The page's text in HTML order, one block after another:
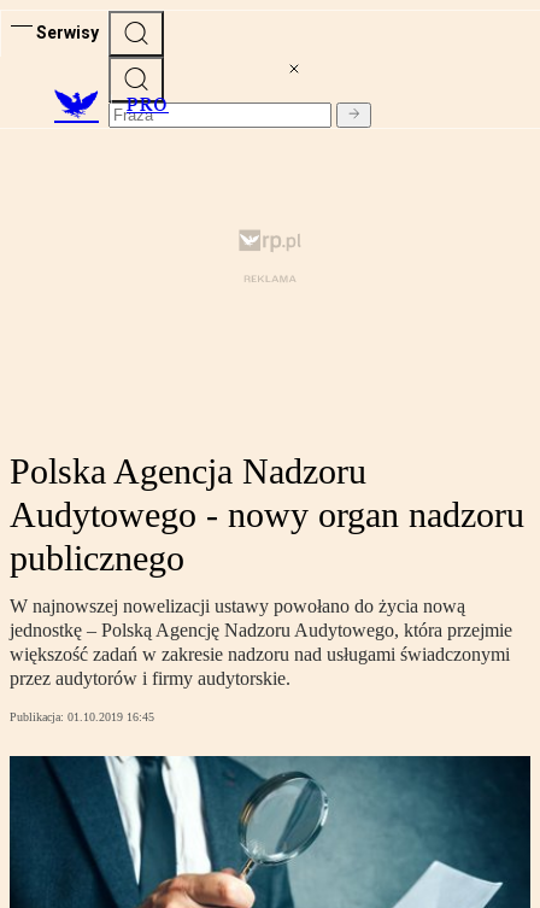
Serwisy
PRO
Polska Agencja Nadzoru
Audytowego - nowy organ nadzoru
publicznego
W najnowszej nowelizacji ustawy powołano do życia nową
jednostkę – Polską Agencję Nadzoru Audytowego, która przejmie
większość zadań w zakresie nadzoru nad usługami świadczonymi
przez audytorów i firmy audytorskie.
Publikacja: 01.10.2019 16:45